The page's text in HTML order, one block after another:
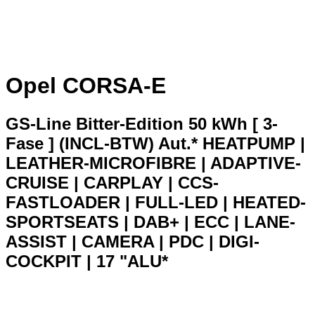
Opel CORSA-E
GS-Line Bitter-Edition 50 kWh [ 3-
Fase ] (INCL-BTW) Aut.* HEATPUMP |
LEATHER-MICROFIBRE | ADAPTIVE-
CRUISE | CARPLAY | CCS-
FASTLOADER | FULL-LED | HEATED-
SPORTSEATS | DAB+ | ECC | LANE-
ASSIST | CAMERA | PDC | DIGI-
COCKPIT | 17 "ALU*